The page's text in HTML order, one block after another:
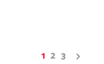
1 2 3